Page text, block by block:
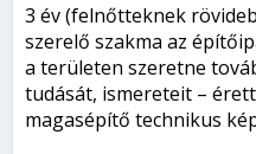
3 év (felnőtteknek
szerelő szakma az
a területen szeretne
tudását, ismereteit –
magasépítő technikus